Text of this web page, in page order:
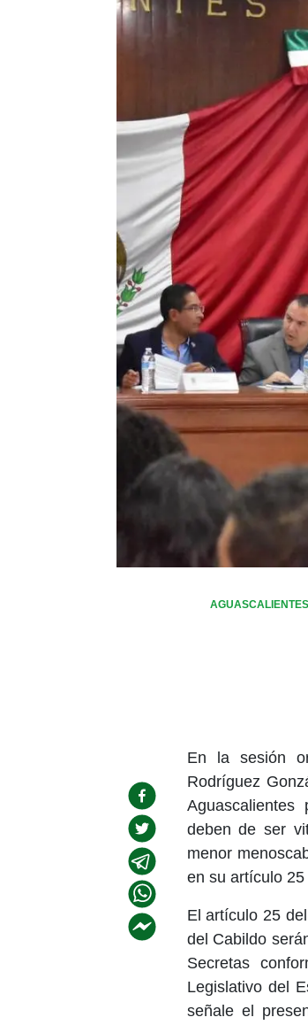
AGUASCALIENTES
En la sesión
Rodríguez
deben de ser
menor
en su artículo
El artículo 25
del Cabildo
Secretas
Legislativo del
señale el